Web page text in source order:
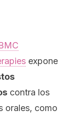
expone
contra los
orales, como